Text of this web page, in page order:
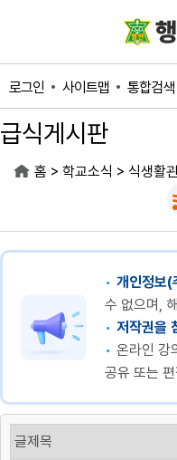
로그인 사이트맵 통합검색
급식게시판
홈 > 학교소식 > 식생활
개인정보(
수 없으며,
저작권을
온라인 강
공유 또는